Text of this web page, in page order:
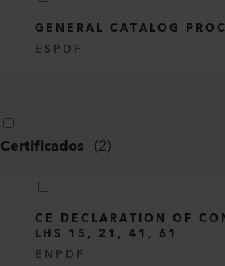
GENERAL CATALOG
ES PDF
Certificados (2)
CE DECLARATION OF
LHS 15, 21, 41, 61
EN PDF